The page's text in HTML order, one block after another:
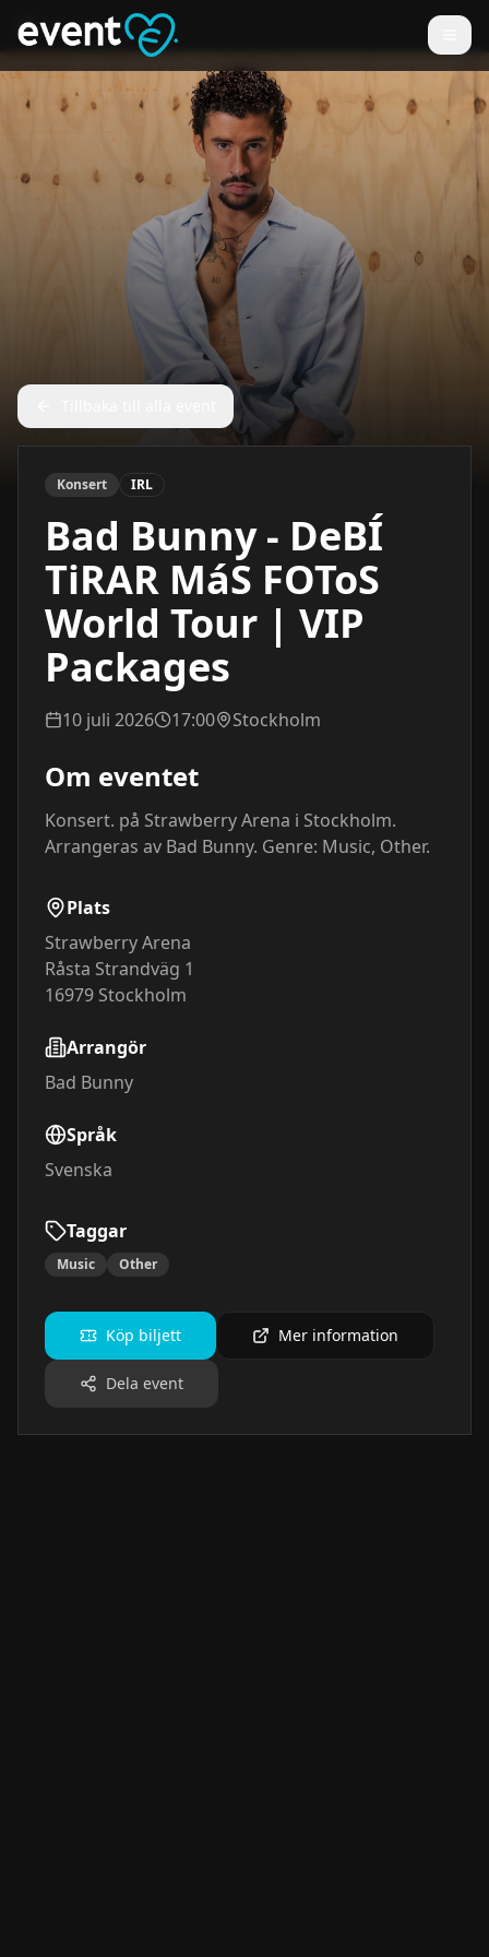
Konsert IRL
Bad Bunny - DeBÍ
TiRAR MáS FOToS
World Tour | VIP
Packages
10 juli 2026 17:00 Stockholm
Om eventet
Konsert. på Strawberry Arena i Stockholm.
Arrangeras av Bad Bunny. Genre: Music, Other.
Plats
Strawberry Arena
Råsta Strandväg 1
16979 Stockholm
Arrangör
Bad Bunny
Språk
Svenska
Taggar
Music Other
Köp biljett Mer information
Dela event